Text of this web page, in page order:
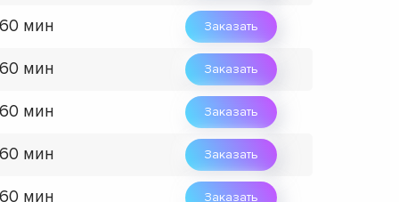
мин Заказать
мин Заказать
мин Заказать
мин Заказать
мин Заказать